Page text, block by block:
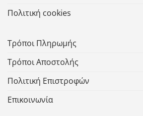
Πολιτική cookies
Τρόποι Πληρωμής
Τρόποι Αποστολής
Πολιτική Επιστροφών
Επικοινωνία